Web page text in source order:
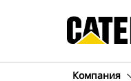
Компания